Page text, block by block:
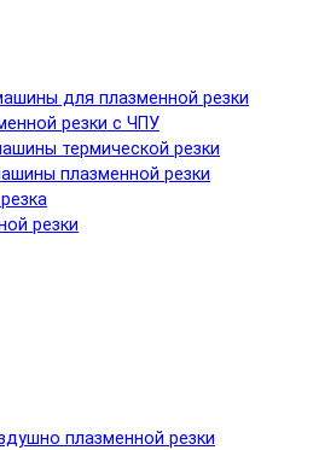
для плазменной резки
резки с ЧПУ
термической резки
плазменной резки
резки
плазменной резки